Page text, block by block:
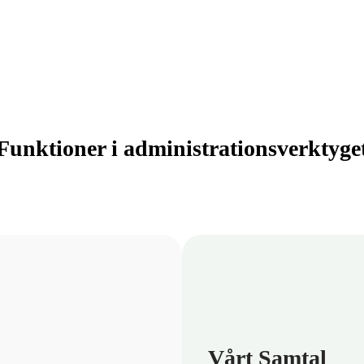
i
Vårt Samtal